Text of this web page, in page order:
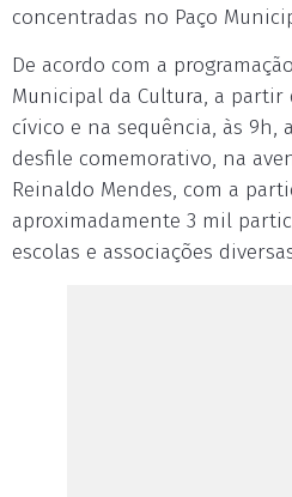
concentradas no Paço
De acordo com a
Municipal da Cultura, a partir
cívico e na sequência, às 9h,
desfile comemorativo, na
Reinaldo Mendes, com a
aproximadamente 3 mil
escolas e associações